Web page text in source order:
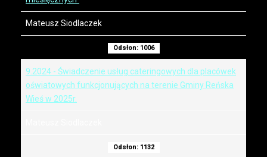
Mateusz Siodlaczek
Odsłon: 1006
9.2024 - Świadczenie usług cateringowych dla placówek
oświatowych funkcjonujących na terenie Gminy Reńska
Wieś w 2025r.
Odsłon: 1132